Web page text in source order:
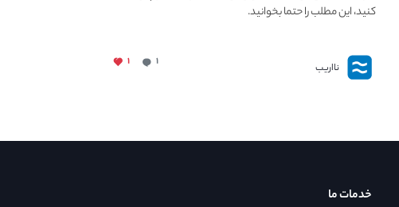
کنید، این مطلب را حتما بخوانید.
نااریب ۱ ۱
خدمات ما